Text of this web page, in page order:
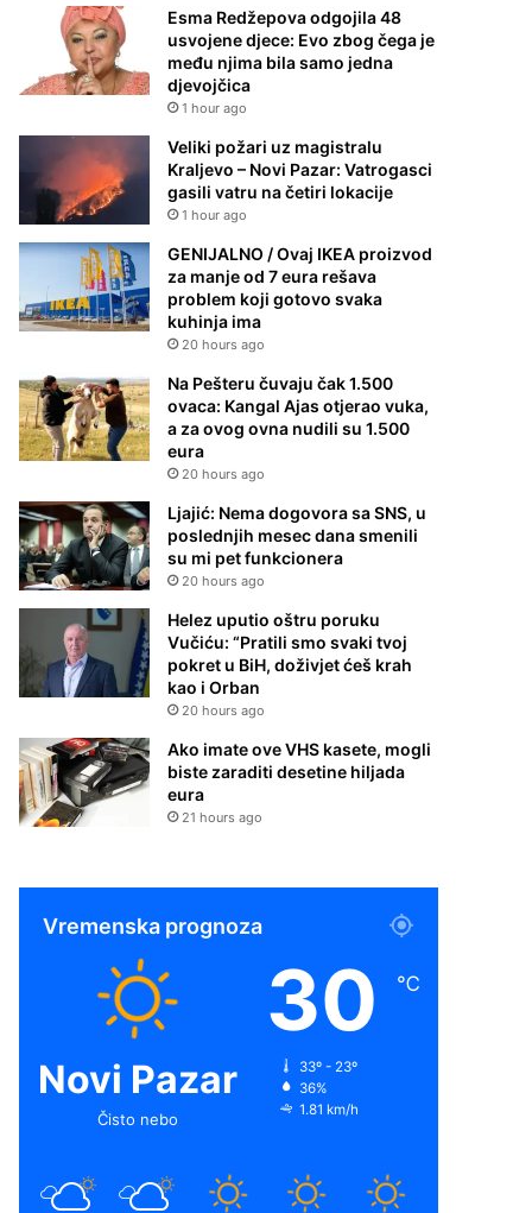
Esma Redžepova odgojila 48
usvojene djece: Evo zbog čega je
među njima bila samo jedna
djevojčica
1 hour ago
Veliki požari uz magistralu
Kraljevo – Novi Pazar: Vatrogasci
gasili vatru na četiri lokacije
1 hour ago
GENIJALNO / Ovaj IKEA proizvod
za manje od 7 eura rešava
problem koji gotovo svaka
kuhinja ima
20 hours ago
Na Pešteru čuvaju čak 1.500
ovaca: Kangal Ajas otjerao vuka,
a za ovog ovna nudili su 1.500
eura
20 hours ago
Ljajić: Nema dogovora sa SNS, u
poslednjih mesec dana smenili
su mi pet funkcionera
20 hours ago
Helez uputio oštru poruku
Vučiću: “Pratili smo svaki tvoj
pokret u BiH, doživjet ćeš krah
kao i Orban
20 hours ago
Ako imate ove VHS kasete, mogli
biste zaraditi desetine hiljada
eura
21 hours ago
Vremenska prognoza
Novi Pazar
Čisto nebo
30 ℃
33º - 23º
36%
1.81 km/h